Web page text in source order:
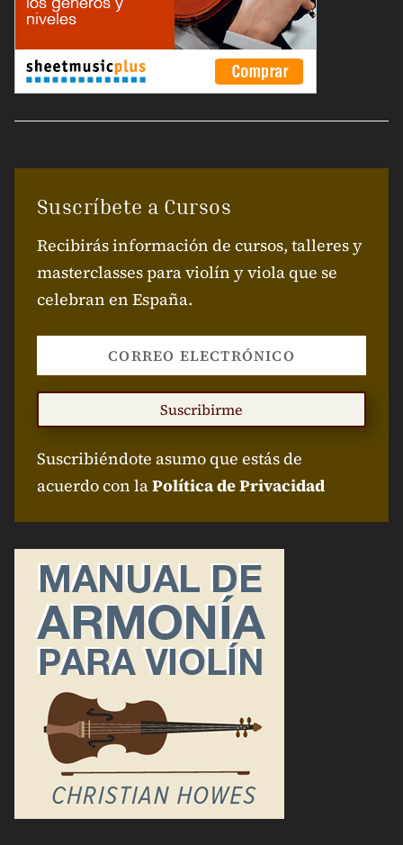
Suscríbete a Cursos
Recibirás información de cursos, talleres y
masterclasses para violín y viola que se
celebran en España.
Suscribirme
Suscribiéndote asumo que estás de
acuerdo con laPolítica de Privacidad